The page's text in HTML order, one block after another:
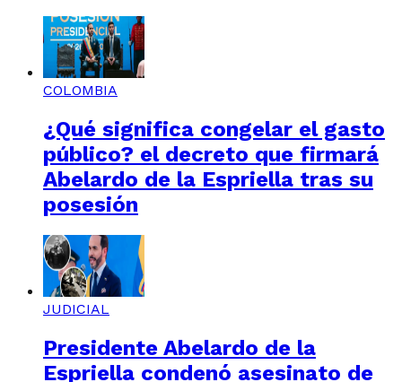
COLOMBIA
¿Qué significa congelar el gasto
público? el decreto que firmará
Abelardo de la Espriella tras su
posesión
JUDICIAL
Presidente Abelardo de la
Espriella condenó asesinato de